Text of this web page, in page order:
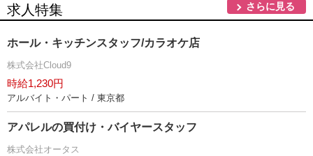
求人特集 さらに見る
ホール・キッチンスタッフ/カラオケ店
株式会社Cloud9
時給1,230円
アルバイト・パート / 東京都
アパレルの買付け・バイヤースタッフ
株式会社オータス